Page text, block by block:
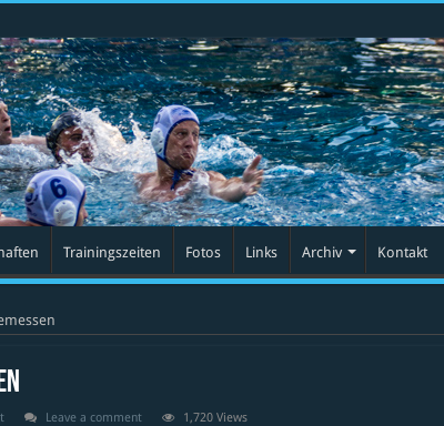
Trainingszeiten Fotos Links Archiv Kontakt
Leave a comment 1,720 Views